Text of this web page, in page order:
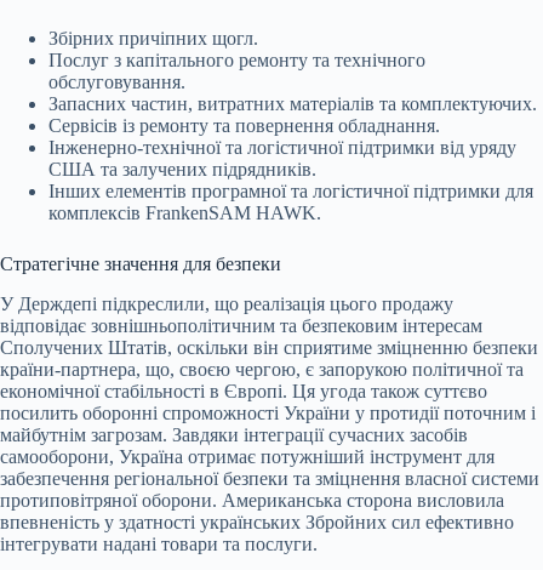
Збірних причіпних щогл.
Послуг з капітального ремонту та технічного
обслуговування.
Запасних частин, витратних матеріалів та комплектуючих.
Сервісів із ремонту та повернення обладнання.
Інженерно-технічної та логістичної підтримки від уряду
США та залучених підрядників.
Інших елементів програмної та логістичної підтримки для
комплексів FrankenSAM HAWK.
Стратегічне значення для безпеки
У Держдепі підкреслили, що реалізація цього продажу
відповідає зовнішньополітичним та безпековим інтересам
Сполучених Штатів, оскільки він сприятиме зміцненню безпеки
країни-партнера, що, своєю чергою, є запорукою політичної та
економічної стабільності в Європі. Ця угода також суттєво
посилить оборонні спроможності України у протидії поточним і
майбутнім загрозам. Завдяки інтеграції сучасних засобів
самооборони, Україна отримає потужніший інструмент для
забезпечення регіональної безпеки та зміцнення власної системи
протиповітряної оборони. Американська сторона висловила
впевненість у здатності українських Збройних сил ефективно
інтегрувати надані товари та послуги.